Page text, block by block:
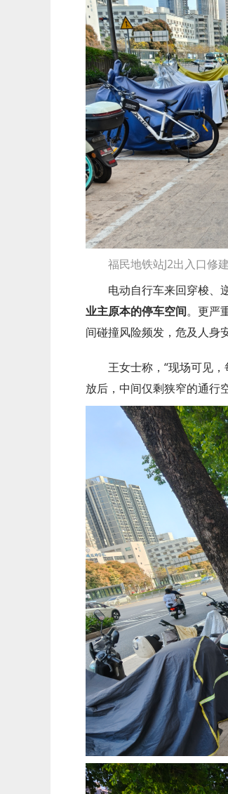
福民地铁站J2出入口修
电动自行车来回穿梭、
业主原本的停车空间。更严
间碰撞风险频发，危及人身安
王女士称，“现场可见
放后，中间仅剩狭窄的通行